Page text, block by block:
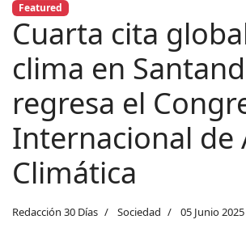
Featured
Cuarta cita
clima en
regresa el
Internacional de
Climática
Redacción 30 Días Sociedad 05 Junio 2025